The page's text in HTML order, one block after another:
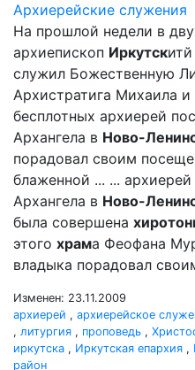
Архиерейские служения
На прошлой недели в
архиепископ Иркутск
служил Божественную
Архистратига Михаила
бесплотных архиерей
Архангела в Ново-
порадовал своим
блаженной ... ...
Архангела в Ново-
была совершена
этого храма Феофана
владыка порадовал
Изменен: 23.11.2009
архиерей , архиерейское
, литургия , проповедь ,
иркутска , Иркутская епархия ,
район